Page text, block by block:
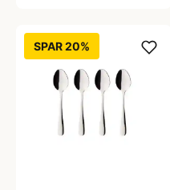
SPAR 20%